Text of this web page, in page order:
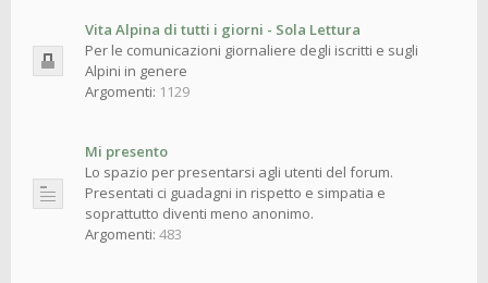
Vita Alpina di tutti i giorni - Sola Lettura
Per le comunicazioni giornaliere degli iscritti e sugli
Alpini in genere
Argomenti: 1129
Mi presento
Lo spazio per presentarsi agli utenti del forum.
Presentati ci guadagni in rispetto e simpatia e
soprattutto diventi meno anonimo.
Argomenti: 483